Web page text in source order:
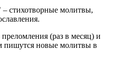
стихотворные молитвы,
(раз в месяц) и
пишутся новые молитвы в